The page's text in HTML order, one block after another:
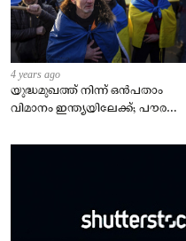
4 years ago
യുദ്ധമുഖത്ത് നിന്ന് ഒൻപതാം
വിമാനം ഇന്ത്യയിലേക്ക്; പൗരന്മാർ
– കേന്ദ്രം